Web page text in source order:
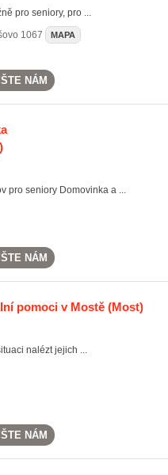
pro seniory, pro ...
1067 MAPA
NÁM
pro seniory Domovinka a ...
NÁM
pomoci v Mostě(Most)
nalézt jejich ...
NÁM